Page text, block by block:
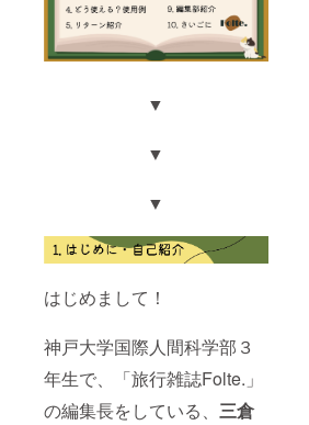
▼
▼
▼
はじめまして！
神戸大学国際人間科学部３
年生で、「旅行雑誌Folte.」
の編集長をしている、 三倉